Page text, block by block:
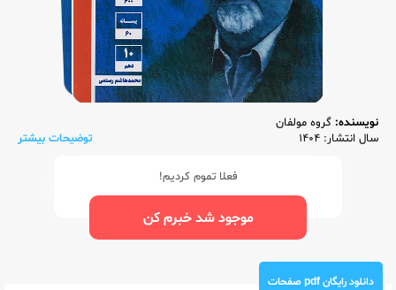
نویسنده: گروه مولفان
سال انتشار: 1404
توضیحات بیشتر
فعلا تموم کردیم!
موجود شد خبرم کن
دانلود رایگان pdf صفحات